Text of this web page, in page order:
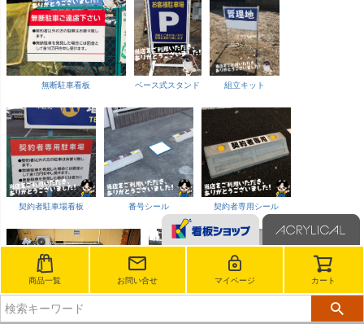
商品一覧 お問い合せ マイページ カート
無断駐車看板 ベース式スタンド 組立キット
契約者駐車場看板 番号シール 契約者専用シール